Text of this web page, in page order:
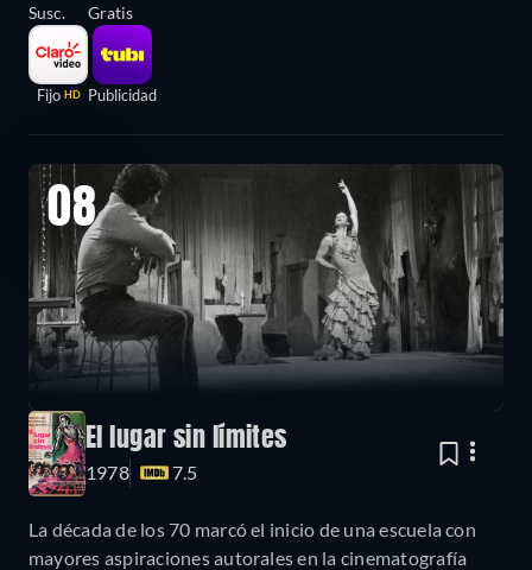
Susc.
Fijo HD
Gratis
Publicidad
08
El lugar sin límites
1978 7.5
La década de los 70 marcó el inicio de una escuela con
mayores aspiraciones autorales en la cinematografía